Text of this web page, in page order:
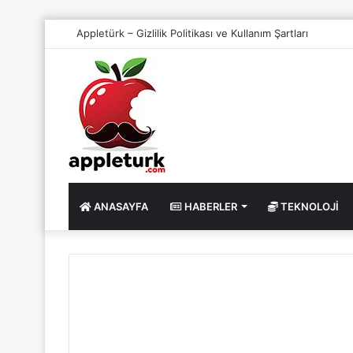
Appletürk – Gizlilik Politikası ve Kullanım Şartları
ANASAYFA HABERLER TEKNOLOJI